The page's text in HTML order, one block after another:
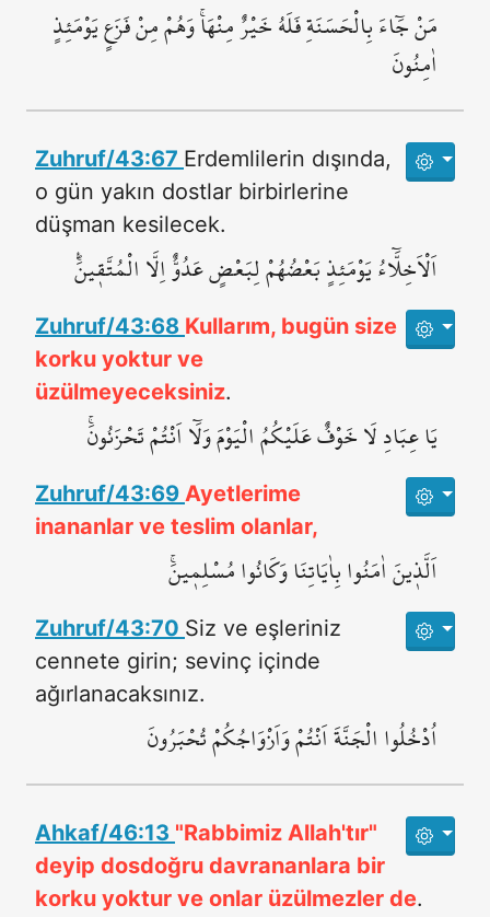
مَنْ جَٓاءَ بِالْحَسَنَةِ فَلَهُ خَيْرٌ مِنْهَاۚ وَهُمْ مِنْ فَزَعٍ يَوْمَئِذٍ
اٰمِنُونَ
Zuhruf/43:67 Erdemlilerin dışında,
o gün yakın dostlar birbirlerine
düşman kesilecek.
اَلْاَخِلَّٓاءُ يَوْمَئِذٍ بَعْضُهُمْ لِبَعْضٍ عَدُوٌّ اِلَّا الْمُتَّق۪ينَۜ‌۟
Zuhruf/43:68 Kullarım, bugün size
korku yoktur ve
üzülmeyeceksiniz.
يَا عِبَادِ لَا خَوْفٌ عَلَيْكُمُ الْيَوْمَ وَلَٓا اَنْتُمْ تَحْزَنُونَۚ
Zuhruf/43:69 Ayetlerime
inananlar ve teslim olanlar,
اَلَّذ۪ينَ اٰمَنُوا بِاٰيَاتِنَا وَكَانُوا مُسْلِم۪ينَۚ
Zuhruf/43:70 Siz ve eşleriniz
cennete girin; sevinç içinde
ağırlanacaksınız.
اُدْخُلُوا الْجَنَّةَ اَنْتُمْ وَاَزْوَاجُكُمْ تُحْبَرُونَ
Ahkaf/46:13 "Rabbimiz Allah'tır"
deyip dosdoğru davrananlara bir
korku yoktur ve onlar üzülmezler de.